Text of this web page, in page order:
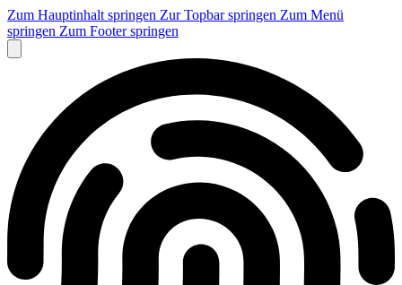
Zum Hauptinhalt springen Zur Topbar springen Zum Menü
springen Zum Footer springen